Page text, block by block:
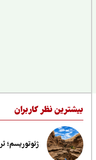
نظر کاربران
ژئوتوریسم؛